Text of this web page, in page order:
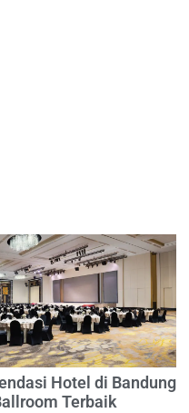
Hotel di Bandung
Terbaik